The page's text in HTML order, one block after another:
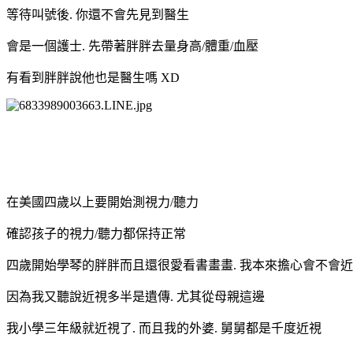
等待叫號後. 你還不會先見到醫生
會是一個護士. 先帶著胖胖去量身高/體重/血壓
有看到胖胖說他也是醫生嗎 XD
在美國四歲以上要開始測視力/聽力
確認孩子的視力/聽力都保持正常
四歲開始學琴的胖胖而且還很愛看書畫畫. 我本來擔心會不會
因為我又聽說近視多半是遺傳. 尤其從母親這邊
我小學三年級就近視了. 而且我的外婆. 舅舅都是千度近視